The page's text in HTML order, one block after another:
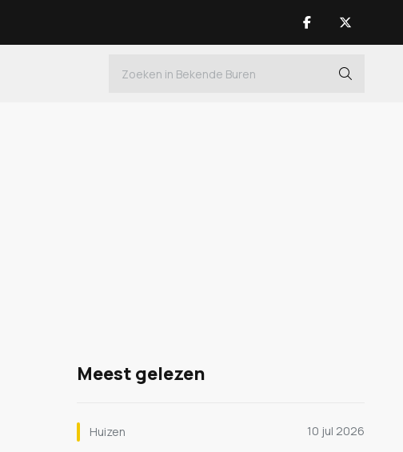
Meest gelezen
Huizen
10 jul 2026